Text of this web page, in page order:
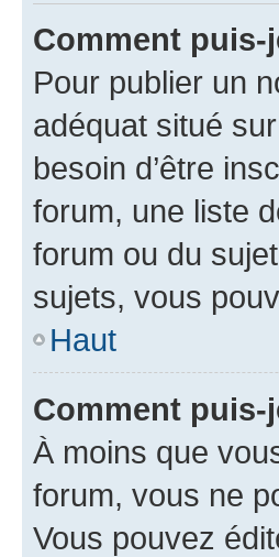
Comment
Pour publier un
adéquat situé
besoin d’être
forum, une liste
forum ou du
sujets, vous
Haut
Comment puis-
À moins que
forum, vous ne
Vous pouvez